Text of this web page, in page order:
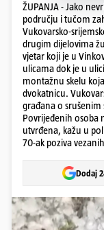
ŽUPANJA - Jako
području i tučom
Vukovarsko-
drugim dijelovima
vjetar koji je u
ulicama dok je u
montažnu skelu
dvokatnicu.
građana o
Povrijeđenih osoba
utvrđena, kažu u
70-ak poziva
Dodaj